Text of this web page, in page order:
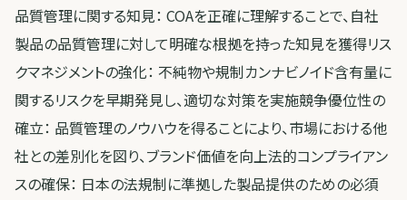
品質管理に関する知見： COAを正確に理解することで、自社
製品の品質管理に対して明確な根拠を持った知見を獲得リス
クマネジメントの強化： 不純物や規制カンナビノイド含有量に
関するリスクを早期発見し、適切な対策を実施競争優位性の
確立： 品質管理のノウハウを得ることにより、市場における他
社との差別化を図り、ブランド価値を向上法的コンプライアン
スの確保： 日本の法規制に準拠した製品提供のための必須